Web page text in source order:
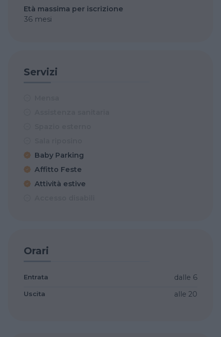
Età massima per iscrizione
36 mesi
Servizi
Baby Parking
Affitto Feste
Attività estive
Orari
Entrata dalle 6
Uscita alle 20